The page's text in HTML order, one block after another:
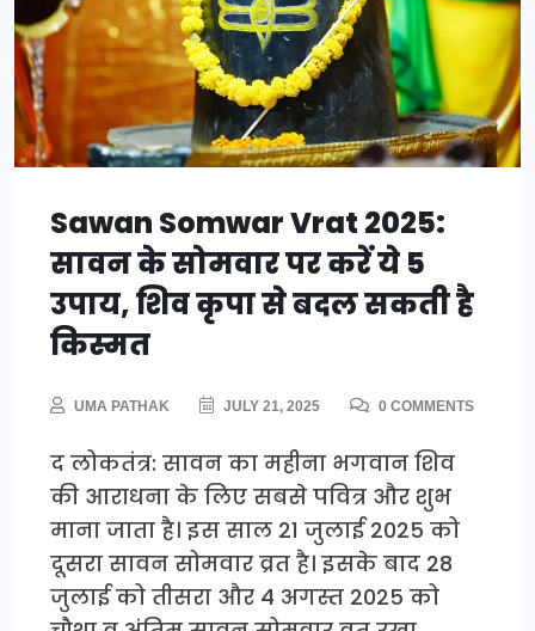
Sawan Somwar Vrat 2025:
सावन के सोमवार पर करें ये 5
उपाय, शिव कृपा से बदल सकती है
किस्मत
UMA PATHAK JULY 21, 2025 0 COMMENTS
द लोकतंत्र: सावन का महीना भगवान शिव
की आराधना के लिए सबसे पवित्र और शुभ
माना जाता है। इस साल 21 जुलाई 2025 को
दूसरा सावन सोमवार व्रत है। इसके बाद 28
जुलाई को तीसरा और 4 अगस्त 2025 को